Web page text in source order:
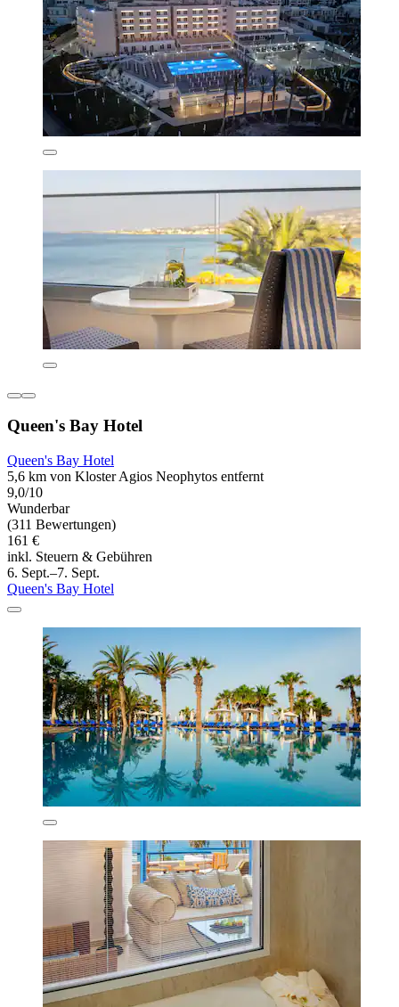
Queen's Bay Hotel
Queen's Bay Hotel
5,6 km von Kloster Agios Neophytos entfernt
9,0/10
Wunderbar
(311 Bewertungen)
161 €
inkl. Steuern & Gebühren
6. Sept.–7. Sept.
Queen's Bay Hotel